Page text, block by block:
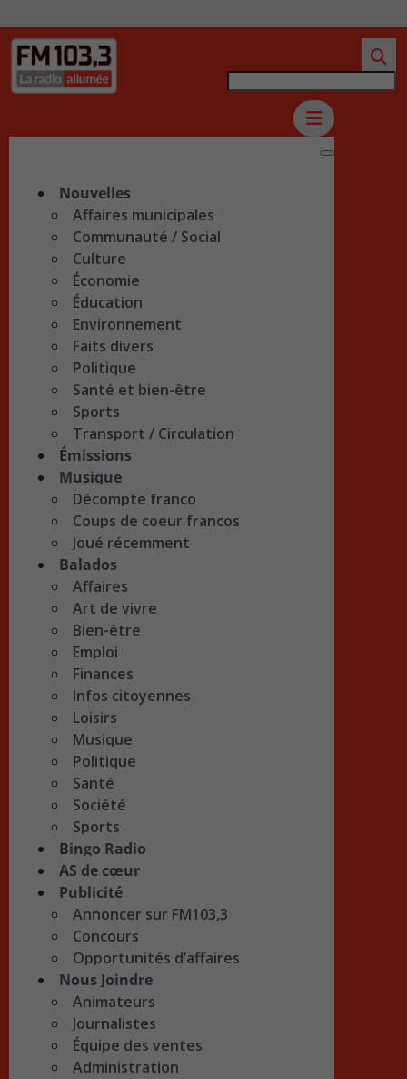
Nouvelles
Affaires municipales
Communauté / Social
Culture
Économie
Éducation
Environnement
Faits divers
Politique
Santé et bien-être
Sports
Transport / Circulation
Émissions
Musique
Décompte franco
Coups de coeur francos
Joué récemment
Balados
Affaires
Art de vivre
Bien-être
Emploi
Finances
Infos citoyennes
Loisirs
Musique
Politique
Santé
Société
Sports
Bingo Radio
AS de cœur
Publicité
Annoncer sur FM103,3
Concours
Opportunités d’affaires
Nous Joindre
Animateurs
Journalistes
Équipe des ventes
Administration